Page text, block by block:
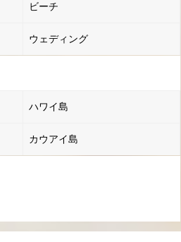
ビーチ
ウェディング
ハワイ島
カウアイ島